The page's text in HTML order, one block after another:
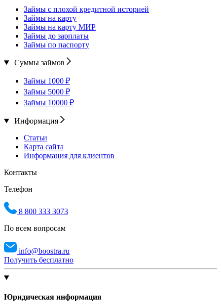
Займы с плохой кредитной историей
Займы на карту
Займы на карту МИР
Займы до зарплаты
Займы по паспорту
Суммы займов
Займы 1000 ₽
Займы 5000 ₽
Займы 10000 ₽
Информация
Статьи
Карта сайта
Информация для клиентов
Контакты
Телефон
8 800 333 3073
По всем вопросам
info@boostra.ru
Получить бесплатно
Юридическая информация